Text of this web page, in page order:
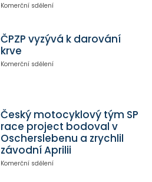
Komerční sdělení
ČPZP vyzývá k darování
krve
Komerční sdělení
Český motocyklový tým SP
race project bodoval v
Oscherslebenu a zrychlil
závodní Aprilii
Komerční sdělení